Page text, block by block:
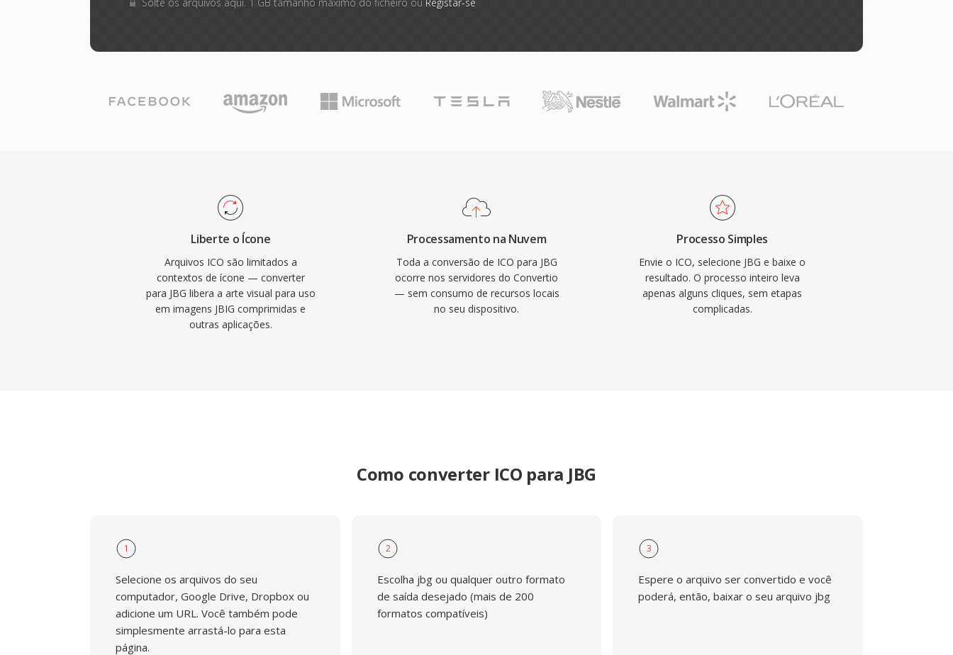
Liberte o Ícone
Arquivos ICO são limitados a
contextos de ícone — converter
para JBG libera a arte visual para uso
em imagens JBIG comprimidas e
outras aplicações.
Processamento na Nuvem
Toda a conversão de ICO para JBG
ocorre nos servidores do Convertio
— sem consumo de recursos locais
no seu dispositivo.
Processo Simples
Envie o ICO, selecione JBG e baixe o
resultado. O processo inteiro leva
apenas alguns cliques, sem etapas
complicadas.
Como converter ICO para JBG
1
Selecione os arquivos do seu
computador, Google Drive, Dropbox ou
adicione um URL. Você também pode
simplesmente arrastá-lo para esta
página.
2
Escolha jbg ou qualquer outro formato
de saída desejado (mais de 200
formatos compatíveis)
3
Espere o arquivo ser convertido e você
poderá, então, baixar o seu arquivo jbg